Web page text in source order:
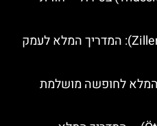
אטרקציות בעמק צילר (Zillertal): המדריך המלא לעמק
המלא לחופשה מושלמת